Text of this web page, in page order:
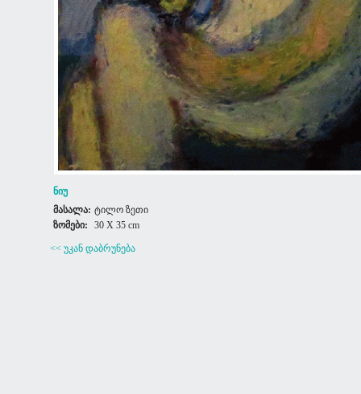
ნიუ
მასალა: ტილო ზეთი
ზომები:
30 X 35 cm
<< უკან დაბრუნება